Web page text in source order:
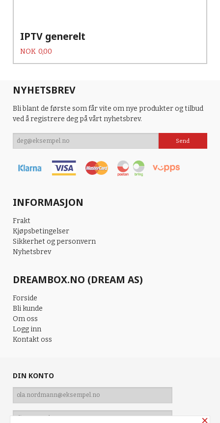
IPTV generelt
Pris
NOK 0,00
NYHETSBREV
Bli blant de første som får vite om nye produkter og tilbud
ved å registrere deg på vårt nyhetsbrev.
INFORMASJON
Frakt
Kjøpsbetingelser
Sikkerhet og personvern
Nyhetsbrev
DREAMBOX.NO (DREAM AS)
Forside
Bli kunde
Om oss
Logg inn
Kontakt oss
DIN KONTO